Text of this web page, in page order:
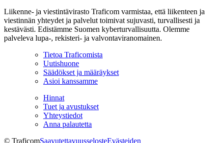
Liikenne- ja viestintävirasto Traficom varmistaa, että liikenteen ja
viestinnän yhteydet ja palvelut toimivat sujuvasti, turvallisesti ja
kestävästi. Edistämme Suomen kyberturvallisuutta. Olemme
palveleva lupa-, rekisteri- ja valvontaviranomainen.
Tietoa Traficomista
Uutishuone
Säädökset ja määräykset
Asioi kanssamme
Hinnat
Tuet ja avustukset
Yhteystiedot
Anna palautetta
© TraficomSaavutettavuusselosteEvästeiden